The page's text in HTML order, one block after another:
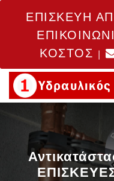
ΕΠΙΣΚΕΥΗ
ΚΟΣΤΟΣ |